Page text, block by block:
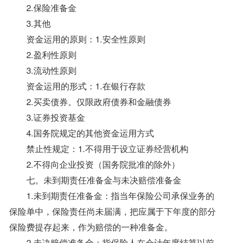
2.保险准备金
3.其他
资金运用的原则：1.安全性原则
2.盈利性原则
3.流动性原则
资金运用的形式：1.在银行存款
2.买卖债券。仅限政府债券和金融债券
3.证券投资基金
4.国务院规定的其他资金运用方式
禁止性规定：1.不得用于设立证券经营机构
2.不得向企业投资（国务院批准的除外）
七。未到期责任准备金与未决赔偿准备金
1.未到期责任准备金：指当年保险公司承保业务的
保险单中，保险责任尚未届满，把应属于下年度的部分
保险费提存起来，作为赔偿的一种准备金。